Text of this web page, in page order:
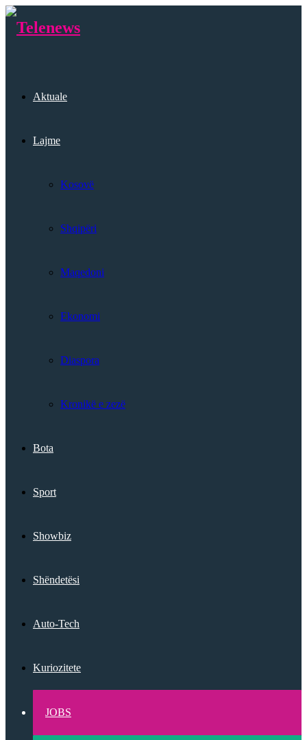
Aktuale
Lajme
Kosovë
Shqipëri
Maqedoni
Ekonomi
Diaspora
Kronikë e zezë
Bota
Sport
Showbiz
Shëndetësi
Auto-Tech
Kuriozitete
JOBS